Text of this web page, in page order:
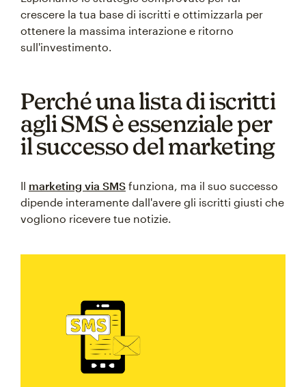
crescere la tua base di iscritti e ottimizzarla per
ottenere la massima interazione e ritorno
sull'investimento.
Perché una lista di iscritti
agli SMS è essenziale per
il successo del marketing
Il marketing via SMS funziona, ma il suo successo
dipende interamente dall'avere gli iscritti giusti che
vogliono ricevere tue notizie.